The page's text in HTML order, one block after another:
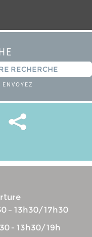
ENVOYEZ
– 13h30/17h30
- 13h30/19h